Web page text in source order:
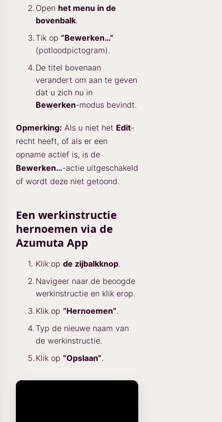
Open het menu in de
bovenbalk.
Tik op “Bewerken…”
(potloodpictogram).
De titel bovenaan
verandert om aan te geven
dat u zich nu in
Bewerken-modus bevindt.
Opmerking: Als u niet het Edit-
recht heeft, of als er een
opname actief is, is de
Bewerken…-actie uitgeschakeld
of wordt deze niet getoond.
Een werkinstructie
hernoemen via de
Azumuta App
Klik op de zijbalkknop.
Navigeer naar de beoogde
werkinstructie en klik erop.
Klik op “Hernoemen”.
Typ de nieuwe naam van
de werkinstructie.
Klik op “Opslaan”.